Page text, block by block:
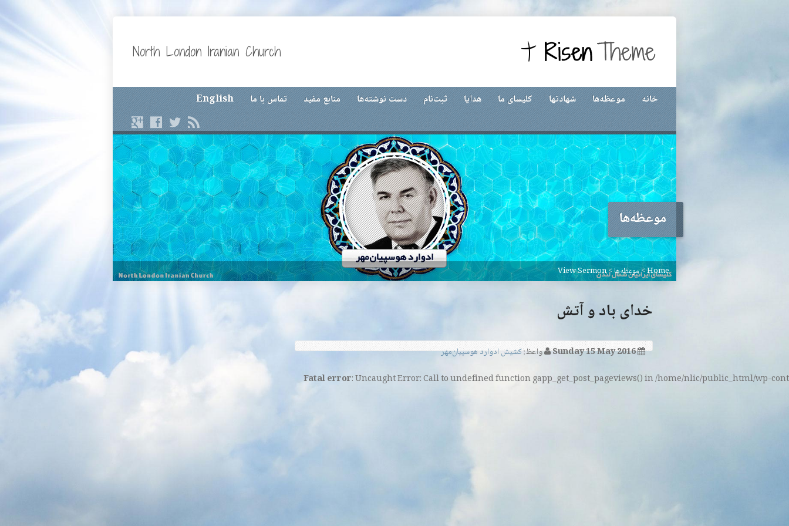
North London Iranian Church
خانه موعظه‌ها شهادتها کلیسای ما هدایا ثبت‌نام دست نوشته‌ها منابع مفید تماس با ما English
موعظه‌ها
Home
>موعظه‌ها>
View Sermon
خدای باد و آتش
Sunday 15 May 2016 واعظ:کشیش ادوارد هوسپیان‌مهر
Fatal error: Uncaught Error: Call to undefined function gapp_get_post_pageviews() in /home/nlic/public_html/